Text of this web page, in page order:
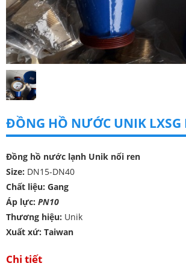
ĐỒNG HỒ NƯỚC UNIK LXSG
Đồng hồ nước lạnh Unik nối ren
Size: DN15-DN40
Chất liệu: Gang
Áp lực: PN10
Thương hiệu: Unik
Xuất xứ: Taiwan
Chi tiết